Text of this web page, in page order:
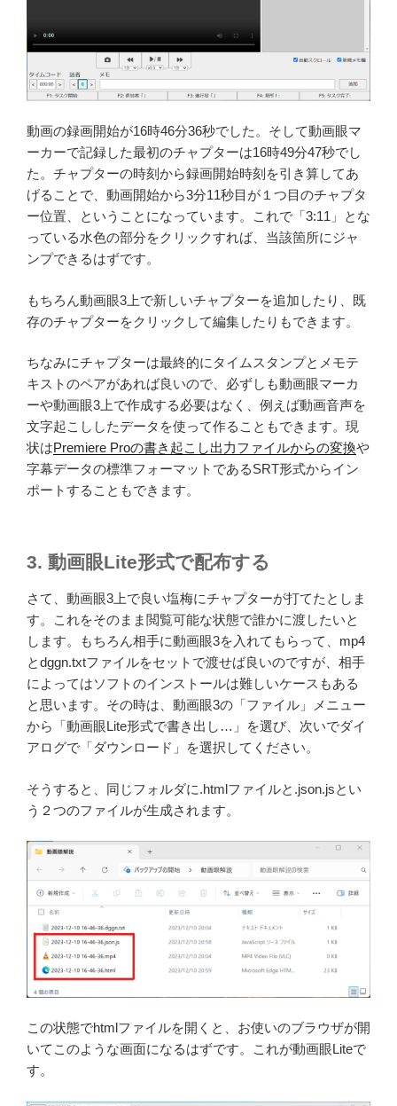
動画の録画開始が16時46分36秒でした。そして動画眼マ
ーカーで記録した最初のチャプターは16時49分47秒でし
た。チャプターの時刻から録画開始時刻を引き算してあ
げることで、動画開始から3分11秒目が１つ目のチャプタ
ー位置、ということになっています。これで「3:11」とな
っている水色の部分をクリックすれば、当該箇所にジャ
ンプできるはずです。
もちろん動画眼3上で新しいチャプターを追加したり、既
存のチャプターをクリックして編集したりもできます。
ちなみにチャプターは最終的にタイムスタンプとメモテ
キストのペアがあれば良いので、必ずしも動画眼マーカ
ーや動画眼3上で作成する必要はなく、例えば動画音声を
文字起こししたデータを使って作ることもできます。現
状はPremiere Proの書き起こし出力ファイルからの変換や
字幕データの標準フォーマットであるSRT形式からイン
ポートすることもできます。
3. 動画眼Lite形式で配布する
さて、動画眼3上で良い塩梅にチャプターが打てたとしま
す。これをそのまま閲覧可能な状態で誰かに渡したいと
します。もちろん相手に動画眼3を入れてもらって、mp4
とdggn.txtファイルをセットで渡せば良いのですが、相手
によってはソフトのインストールは難しいケースもある
と思います。その時は、動画眼3の「ファイル」メニュー
から「動画眼Lite形式で書き出し…」を選び、次いでダイ
アログで「ダウンロード」を選択してください。
そうすると、同じフォルダに.htmlファイルと.json.jsとい
う２つのファイルが生成されます。
この状態でhtmlファイルを開くと、お使いのブラウザが開
いてこのような画面になるはずです。これが動画眼Liteで
す。